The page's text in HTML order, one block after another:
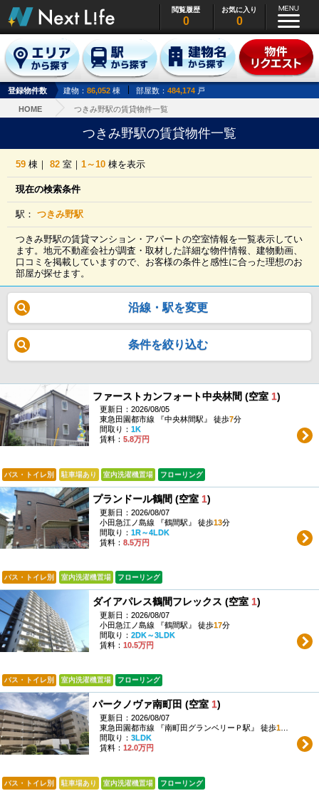
閲覧履歴
0
お気に入り
0
登録物件数 建物： 86,052 棟 部屋数： 484,174 戸
HOME つきみ野駅の賃貸物件一覧
つきみ野駅の賃貸物件一覧
59 棟｜82 室｜1～10 棟を表示
現在の検索条件
駅：つきみ野駅
つきみ野駅の賃貸マンション・アパートの空室情報を一覧表示してい
ます。地元不動産会社が調査・取材した詳細な物件情報、建物動画、
口コミを掲載していますので、お客様の条件と感性に合った理想のお
部屋が探せます。
沿線・駅を変更
条件を絞り込む
ファーストカンフォート中央林間 (空室 1)
更新日：2026/08/05
東急田園都市線 『中央林間駅』 徒歩7分
間取り： 1K
賃料： 5.8万円
バス・トイレ別 駐車場あり 室内洗濯機置場 フローリング
プランドール鶴間 (空室 1)
更新日：2026/08/07
小田急江ノ島線 『鶴間駅』 徒歩13分
間取り： 1R～4LDK
賃料： 8.5万円
バス・トイレ別 室内洗濯機置場 フローリング
ダイアパレス鶴間フレックス (空室 1)
更新日：2026/08/07
小田急江ノ島線 『鶴間駅』 徒歩17分
間取り： 2DK～3LDK
賃料： 10.5万円
バス・トイレ別 室内洗濯機置場 フローリング
パークノヴァ南町田 (空室 1)
更新日：2026/08/07
東急田園都市線 『南町田グランベリーＰ駅』 徒歩12
間取り： 3LDK
賃料： 12.0万円
バス・トイレ別 駐車場あり 室内洗濯機置場 フローリング